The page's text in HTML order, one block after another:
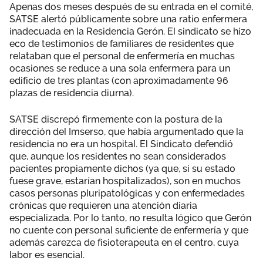
Apenas dos meses después de su entrada en el comité,
SATSE alertó públicamente sobre una ratio enfermera
inadecuada en la Residencia Gerón. El sindicato se hizo
eco de testimonios de familiares de residentes que
relataban que el personal de enfermería en muchas
ocasiones se reduce a una sola enfermera para un
edificio de tres plantas (con aproximadamente 96
plazas de residencia diurna).
SATSE discrepó firmemente con la postura de la
dirección del Imserso, que había argumentado que la
residencia no era un hospital. El Sindicato defendió
que, aunque los residentes no sean considerados
pacientes propiamente dichos (ya que, si su estado
fuese grave, estarían hospitalizados), son en muchos
casos personas pluripatológicas y con enfermedades
crónicas que requieren una atención diaria
especializada. Por lo tanto, no resulta lógico que Gerón
no cuente con personal suficiente de enfermería y que
además carezca de fisioterapeuta en el centro, cuya
labor es esencial.